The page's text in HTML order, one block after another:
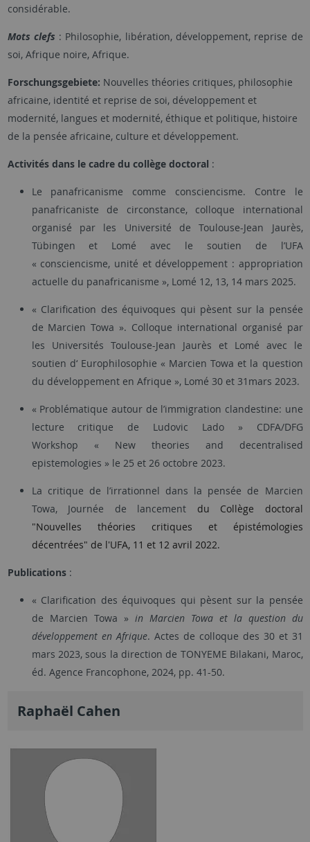
considérable.
Mots clefs : Philosophie, libération, développement, reprise de
soi, Afrique noire, Afrique.
Forschungsgebiete: Nouvelles théories critiques, philosophie
africaine, identité et reprise de soi, développement et
modernité, langues et modernité, éthique et politique, histoire
de la pensée africaine, culture et développement.
Activités dans le cadre du collège doctoral :
Le panafricanisme comme consciencisme. Contre le
panafricaniste de circonstance, colloque international
organisé par les Université de Toulouse-Jean Jaurès,
Tübingen et Lomé avec le soutien de l’UFA
« consciencisme, unité et développement : appropriation
actuelle du panafricanisme », Lomé 12, 13, 14 mars 2025.
« Clarification des équivoques qui pèsent sur la pensée
de Marcien Towa ». Colloque international organisé par
les Universités Toulouse-Jean Jaurès et Lomé avec le
soutien d‘ Europhilosophie « Marcien Towa et la question
du développement en Afrique », Lomé 30 et 31mars 2023.
« Problématique autour de l’immigration clandestine: une
lecture critique de Ludovic Lado » CDFA/DFG
Workshop « New theories and decentralised
epistemologies » le 25 et 26 octobre 2023.
La critique de l’irrationnel dans la pensée de Marcien
Towa, Journée de lancement du Collège doctoral
"Nouvelles théories critiques et épistémologies
décentrées" de l'UFA, 11 et 12 avril 2022.
Publications:
« Clarification des équivoques qui pèsent sur la pensée
de Marcien Towa » in Marcien Towa et la question du
développement en Afrique. Actes de colloque des 30 et 31
mars 2023, sous la direction de TONYEME Bilakani, Maroc,
éd. Agence Francophone, 2024, pp. 41-50.
Raphaël Cahen